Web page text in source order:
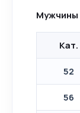
Мужчины
Кат.
52
56